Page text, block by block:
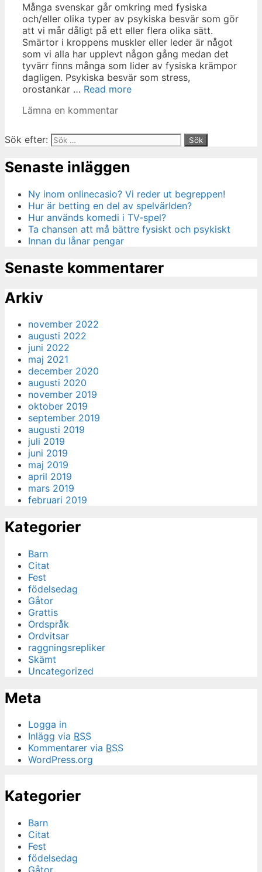
Många svenskar går omkring med fysiska
och/eller olika typer av psykiska besvär som gör
att vi mår dåligt på ett eller flera olika sätt.
Smärtor i kroppens muskler eller leder är något
som vi alla har upplevt någon gång medan det
tyvärr finns många som lider av fysiska krämpor
dagligen. Psykiska besvär som stress,
orostankar … Read more
Lämna en kommentar
Sök efter:
Senaste inläggen
Ny inom onlinecasio? Vi reder ut begreppen!
Hur är betting en del av spelvärlden?
Hur används komedi i TV-spel?
Ta chansen att må bättre fysiskt och psykiskt
Innan du lånar pengar
Senaste kommentarer
Arkiv
november 2022
augusti 2022
juni 2022
maj 2021
december 2020
augusti 2020
november 2019
oktober 2019
september 2019
augusti 2019
juli 2019
juni 2019
maj 2019
april 2019
mars 2019
februari 2019
Kategorier
Barn
Citat
Fest
födelsedag
Gåtor
Grattis
Ordspråk
Ordvitsar
raggningsrepliker
Skämt
Uncategorized
Meta
Logga in
Inlägg via RSS
Kommentarer via RSS
WordPress.org
Kategorier
Barn
Citat
Fest
födelsedag
Gåtor